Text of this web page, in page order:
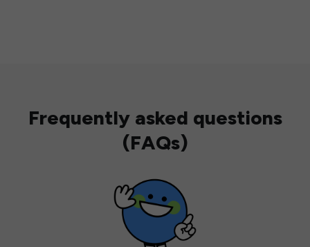
Frequently asked questions
(FAQs)